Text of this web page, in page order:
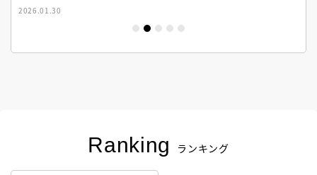
2026.01.30
Ranking ランキング